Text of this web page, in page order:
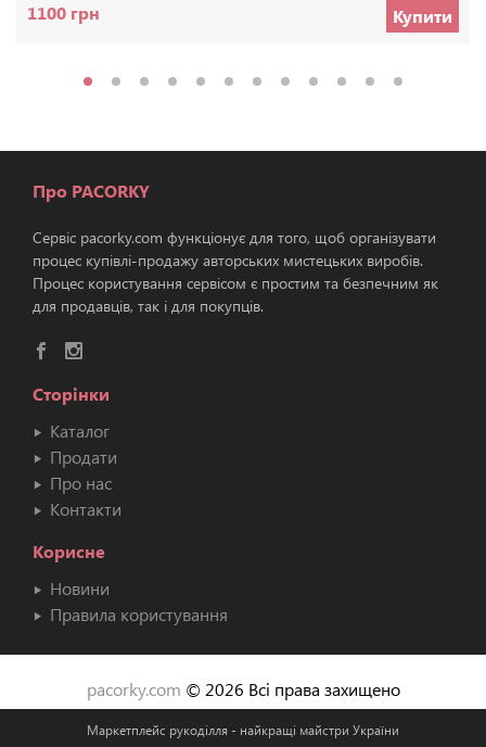
Маркетплейс рукоділля - найкращі майстри України
1100 грн Купити
Про PACORKY
Сервіс pacorky.com функціонує для того, щоб організувати
процес купівлі-продажу авторських мистецьких виробів.
Процес користування сервісом є простим та безпечним як
для продавців, так і для покупців.
Сторінки
Каталог
Продати
Про нас
Контакти
Корисне
Новини
Правила користування
pacorky.com © 2026 Всі права захищено